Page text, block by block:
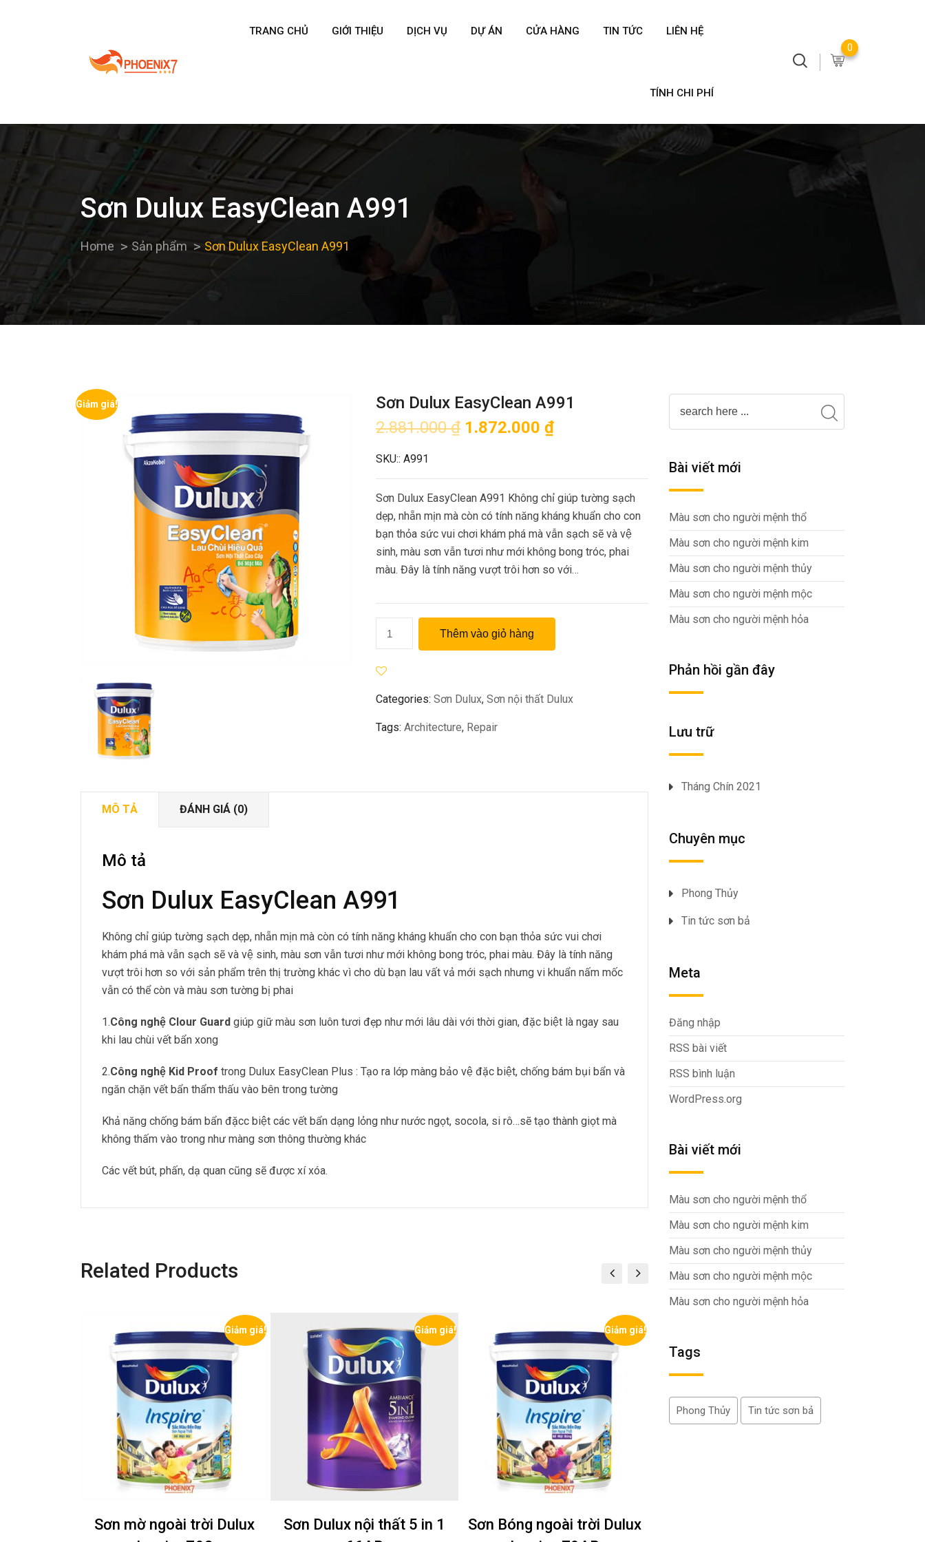
TRANG CHỦ GIỚI THIỆU DỊCH VỤ DỰ ÁN CỬA HÀNG TIN TỨC LIÊN HỆ
TÍNH CHI PHÍ
0
Sơn Dulux EasyClean A991
Home Sản phẩm Sơn Dulux EasyClean A991
Giảm giá!
Sơn Dulux EasyClean A991
2.881.000₫ 1.872.000 ₫
SKU:: A991
Sơn Dulux EasyClean A991 Không chỉ giúp tường sạch
dẹp, nhẵn mịn mà còn có tính năng kháng khuẩn cho con
bạn thỏa sức vui chơi khám phá mà vẫn sạch sẽ và vệ
sinh, màu sơn vẫn tươi như mới không bong tróc, phai
màu. Đây là tính năng vượt trôi hơn so với…
A991
số
Thêm vào giỏ hàng
Categories: Sơn Dulux, Sơn nội thất Dulux
Tags: Architecture, Repair
MÔ TẢ ĐÁNH GIÁ (0)
Mô tả
Sơn Dulux EasyClean A991
Không chỉ giúp tường sạch dẹp, nhẵn mịn mà còn có tính năng kháng khuẩn cho con bạn thỏa sức vui chơi
khám phá mà vẫn sạch sẽ và vệ sinh, màu sơn vẫn tươi như mới không bong tróc, phai màu. Đây là tính năng
vượt trôi hơn so với sản phẩm trên thị trường khác vì cho dù bạn lau vất vả mới sạch nhưng vi khuẩn nấm mốc
vẫn có thể còn và màu sơn tường bị phai
1.Công nghệ Clour Guard giúp giữ màu sơn luôn tươi đẹp như mới lâu dài với thời gian, đặc biệt là ngay sau
khi lau chùi vết bẩn xong
2.Công nghệ Kid Proof trong Dulux EasyClean Plus : Tạo ra lớp màng bảo vệ đặc biệt, chống bám bụi bẩn và
ngăn chặn vết bẩn thẩm thấu vào bên trong tường
Khả năng chống bám bẩn đặcc biệt các vết bẩn dạng lỏng như nước ngọt, socola, si rô…sẽ tạo thành giọt mà
không thấm vào trong như màng sơn thông thường khác
Các vết bút, phấn, dạ quan cũng sẽ được xí xóa.
Related Products
Giảm giá!
Sơn mờ ngoài trời Dulux
Giảm giá!
Sơn Dulux nội thất 5 in 1
Giảm giá!
Sơn Bóng ngoài trời Dulux
Bài viết mới
Màu sơn cho người mệnh thổ
Màu sơn cho người mệnh kim
Màu sơn cho người mệnh thủy
Màu sơn cho người mệnh mộc
Màu sơn cho người mệnh hỏa
Phản hồi gần đây
Lưu trữ
Tháng Chín 2021
Chuyên mục
Phong Thủy
Tin tức sơn bả
Meta
Đăng nhập
RSS bài viết
RSS bình luận
WordPress.org
Bài viết mới
Màu sơn cho người mệnh thổ
Màu sơn cho người mệnh kim
Màu sơn cho người mệnh thủy
Màu sơn cho người mệnh mộc
Màu sơn cho người mệnh hỏa
Tags
Phong Thủy Tin tức sơn bả